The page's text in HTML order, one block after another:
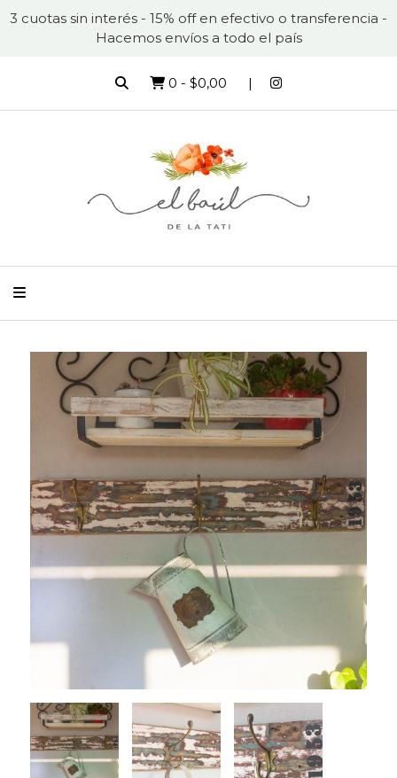
3 cuotas sin interés - 15% off en efectivo o transferencia -
Hacemos envíos a todo el país
0 - $0,00